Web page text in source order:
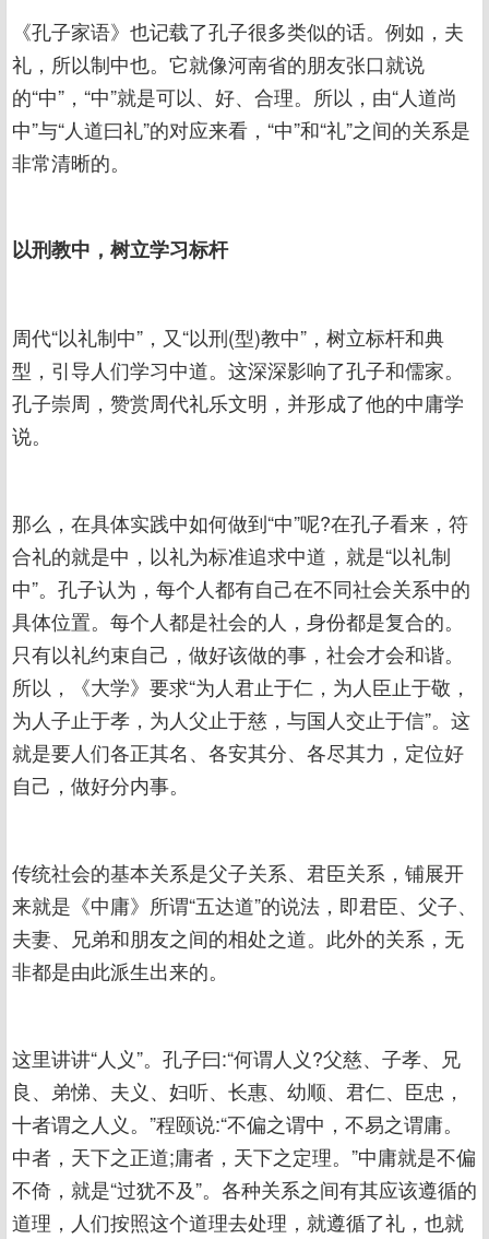
《孔子家语》也记载了孔子很多类似的话。例如，夫
礼，所以制中也。它就像河南省的朋友张口就说
的“中”，“中”就是可以、好、合理。所以，由“人道尚
中”与“人道曰礼”的对应来看，“中”和“礼”之间的关系是
非常清晰的。
以刑教中，树立学习标杆
周代“以礼制中”，又“以刑(型)教中”，树立标杆和典
型，引导人们学习中道。这深深影响了孔子和儒家。
孔子崇周，赞赏周代礼乐文明，并形成了他的中庸学
说。
那么，在具体实践中如何做到“中”呢?在孔子看来，符
合礼的就是中，以礼为标准追求中道，就是“以礼制
中”。孔子认为，每个人都有自己在不同社会关系中的
具体位置。每个人都是社会的人，身份都是复合的。
只有以礼约束自己，做好该做的事，社会才会和谐。
所以，《大学》要求“为人君止于仁，为人臣止于敬，
为人子止于孝，为人父止于慈，与国人交止于信”。这
就是要人们各正其名、各安其分、各尽其力，定位好
自己，做好分内事。
传统社会的基本关系是父子关系、君臣关系，铺展开
来就是《中庸》所谓“五达道”的说法，即君臣、父子、
夫妻、兄弟和朋友之间的相处之道。此外的关系，无
非都是由此派生出来的。
这里讲讲“人义”。孔子曰:“何谓人义?父慈、子孝、兄
良、弟悌、夫义、妇听、长惠、幼顺、君仁、臣忠，
十者谓之人义。”程颐说:“不偏之谓中，不易之谓庸。
中者，天下之正道;庸者，天下之定理。”中庸就是不偏
不倚，就是“过犹不及”。各种关系之间有其应该遵循的
道理，人们按照这个道理去处理，就遵循了礼，也就